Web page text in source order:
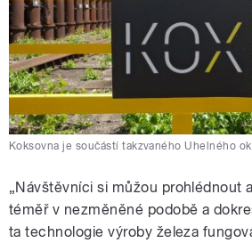
Koksovna je součástí takzvaného Uhelného
„Návštěvníci si můžou prohlédnout
téměř v nezměněné podobě a
ta technologie výroby železa